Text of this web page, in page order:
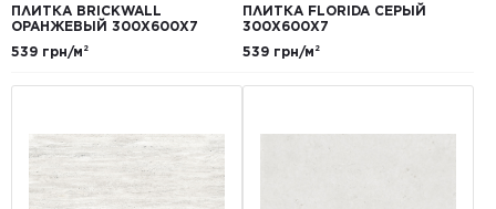
ПЛИТКА BRICKWALL
ОРАНЖЕВЫЙ 300Х600Х7
539 грн/м²
ПЛИТКА FLORIDA СЕРЫЙ
300Х600Х7
539 грн/м²